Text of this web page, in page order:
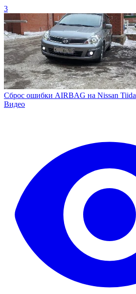
3
Сброс ошибки AIRBAG на Nissan Tiida
Видео